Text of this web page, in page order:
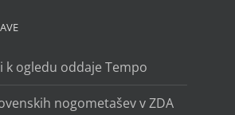
k ogledu oddaje Tempo
nogometašev v ZDA